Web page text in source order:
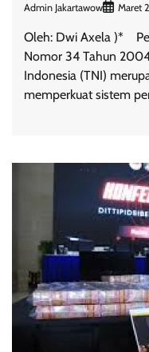
Admin Jakartawow Maret
Oleh: Dwi Axela )*
Nomor 34 Tahun
Indonesia (TNI)
memperkuat sistem